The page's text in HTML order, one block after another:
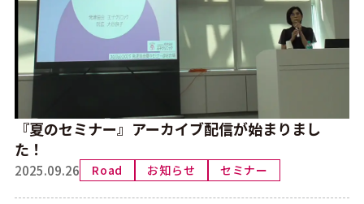
『夏のセミナー』アーカイブ配信が始まりまし
た！
2025.09.26 Road お知らせ セミナー